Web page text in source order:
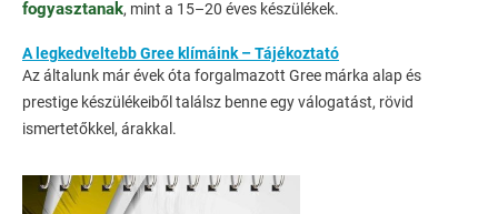
fogyasztanak, mint a 15–20 éves készülékek.
A legkedveltebb Gree klímáink – Tájékoztató
Az általunk már évek óta forgalmazott Gree márka alap és
prestige készülékeiből találsz benne egy válogatást, rövid
ismertetőkkel, árakkal.